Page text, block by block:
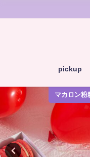
pickup
マカロン粉